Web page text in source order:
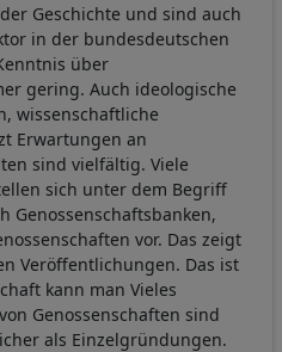
Geschichte und sind auch
in der bundesdeutschen
über
gering. Auch ideologische
wissenschaftliche
Erwartungen an
sind vielfältig. Viele
sich unter dem Begriff
Genossenschaftsbanken,
vor. Das zeigt
Veröffentlichungen. Das ist
kann man Vieles
Genossenschaften sind
als Einzelgründungen.